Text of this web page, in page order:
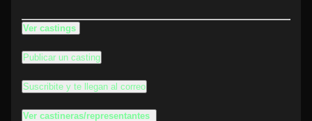
Ver castings
Publicar un casting
Suscribite y te llegan al correo
Ver castineras/representantes